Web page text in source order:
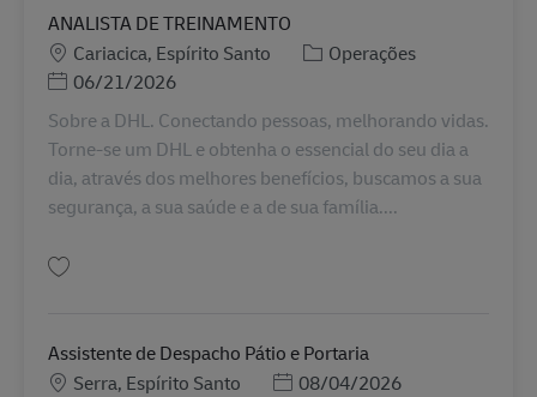
ANALISTA DE TREINAMENTO
Localização
Cariacica, Espírito Santo Categoria
Operações
Posted Date
06/21/2026
Sobre a DHL. Conectando pessoas, melhorando vidas.
Torne-se um DHL e obtenha o essencial do seu dia a
dia, através dos melhores benefícios, buscamos a sua
segurança, a sua saúde e a de sua família....
Assistente de Despacho Pátio e Portaria
Localização
Serra, Espírito Santo Posted Date
08/04/2026